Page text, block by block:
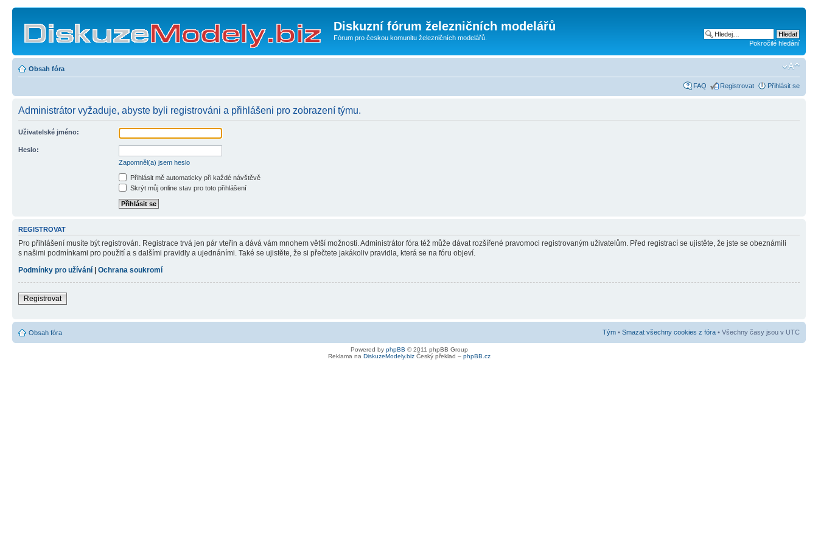
Diskuzní fórum železničních modelářů
Fórum pro českou komunitu železničních modelářů.
Pokročilé hledání
Obsah fóra
FAQ Registrovat Přihlásit se
Administrátor vyžaduje, abyste byli registrováni a přihlášeni pro zobrazení týmu.
Uživatelské jméno:
Heslo:
Zapomněl(a) jsem heslo
Přihlásit mě automaticky při každé návštěvě
Skrýt můj online stav pro toto přihlášení
REGISTROVAT
Pro přihlášení musíte být registrován. Registrace trvá jen pár vteřin a dává vám mnohem větší možnosti. Administrátor fóra též může dávat rozšířené pravomoci registrovaným uživatelům. Před registrací se ujistěte, že jste se obeznámili
s našimi podmínkami pro použití a s dalšími pravidly a ujednáními. Také se ujistěte, že si přečtete jakákoliv pravidla, která se na fóru objeví.
Podmínky pro užívání
Ochrana soukromí
Registrovat
Obsah fóra Tým • Smazat všechny cookies z fóra • Všechny časy jsou v UTC
Powered by phpBB © 2011 phpBB Group
Reklama na DiskuzeModely.bizČeský překlad – phpBB.cz